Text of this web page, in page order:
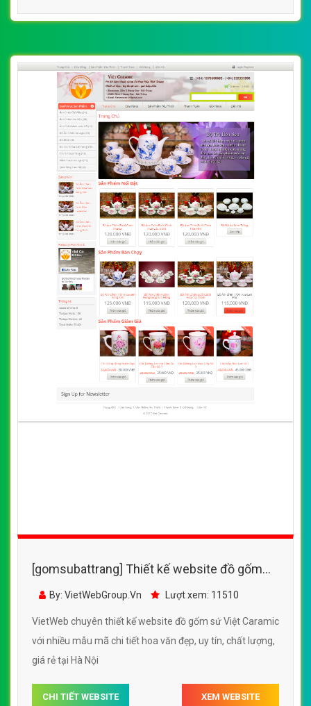
[gomsubattrang] Thiết kế website đồ gốm
sứ Việt Caramic với nhiều mẫu mã chi tiết
By: VietWebGroup.Vn Lượt xem: 11510
VietWeb chuyên thiết kế website đồ gốm sứ Việt Caramic
với nhiều mẫu mã chi tiết hoa văn đẹp, uy tín, chất lượng,
giá rẻ tại Hà Nội
CHI TIẾT WEBSITE XEM WEBSITE